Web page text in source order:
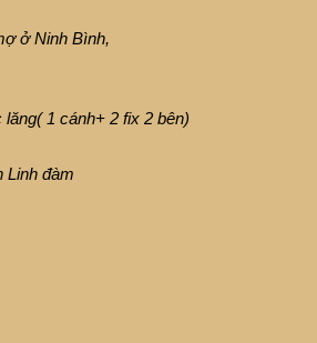
ở Ninh Bình,
1 cánh+ 2 fix 2 bên)
Linh đàm